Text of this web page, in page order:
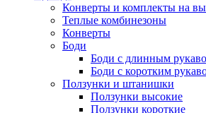
Конверты и комплекты на
Теплые комбинезоны
Конверты
Боди
Боди с длинным
Боди с коротким
Ползунки и штанишки
Ползунки высокие
Ползунки короткие